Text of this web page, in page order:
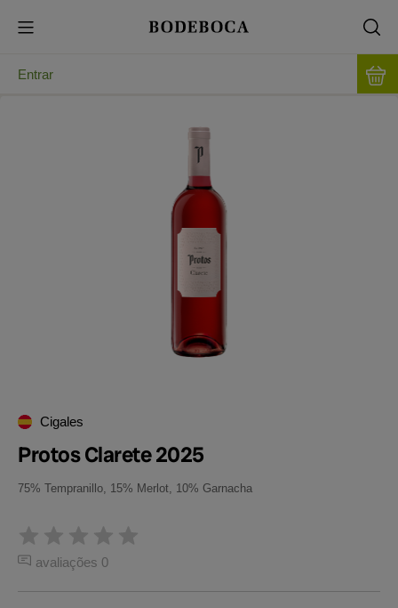
Entrar
Cigales
Protos Clarete 2025
75% Tempranillo, 15% Merlot, 10% Garnacha
avaliações 0